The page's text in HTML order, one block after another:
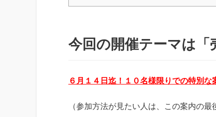
今回の開催テーマは「
６月１４日迄！１０名様限りでの特別な
（参加方法が見たい人は、この案内の最